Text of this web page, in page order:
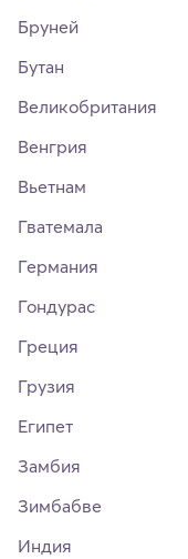
Бруней
Бутан
Великобритания
Венгрия
Вьетнам
Гватемала
Германия
Гондурас
Греция
Грузия
Египет
Замбия
Зимбабве
Индия